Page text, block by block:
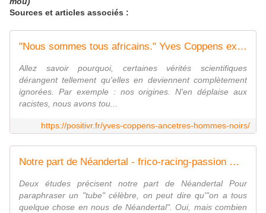
Sources et articles associés :
"Nous sommes tous africains." Yves Coppens explique ce que les racistes ne veulent pas entendre.
Allez savoir pourquoi, certaines vérités scientifiques
dérangent tellement qu'elles en deviennent complètement
ignorées. Par exemple : nos origines. N'en déplaise aux
racistes, nous avons tou...
https://positivr.fr/yves-coppens-ancetres-hommes-noirs/
Notre part de Néandertal - frico-racing-passion moto
Deux études précisent notre part de Néandertal Pour
paraphraser un "tube" célèbre, on peut dire qu'"on a tous
quelque chose en nous de Néandertal". Oui, mais combien